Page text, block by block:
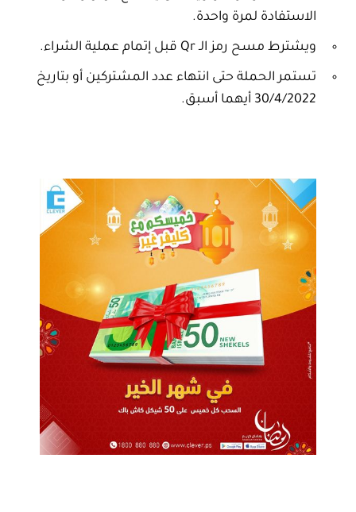
الاستفادة لمرة واحدة.
ويشترط مسح رمز الـ Qr قبل إتمام عملية الشراء.
تستمر الحملة حتى انتهاء عدد المشتركين أو بتاريخ
30/4/2022 أيهما أسبق.